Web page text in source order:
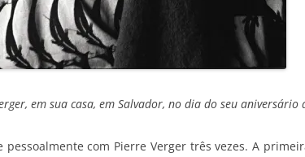
em sua casa, em Salvador, no dia do seu aniversário
pessoalmente com Pierre Verger três vezes. A